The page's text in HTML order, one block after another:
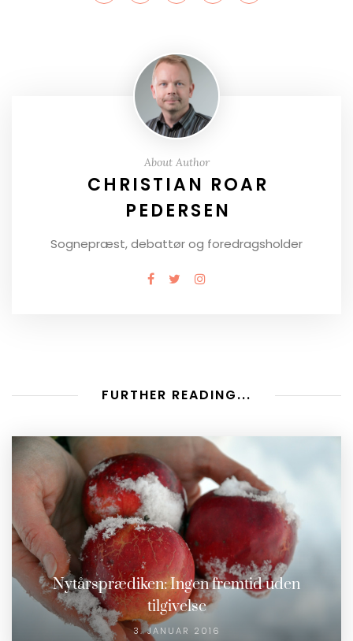
About Author
CHRISTIAN ROAR
PEDERSEN
Sognepræst, debattør og foredragsholder
FURTHER READING...
Nytårsprædiken: Ingen fremtid uden
tilgivelse
3. JANUAR 2016